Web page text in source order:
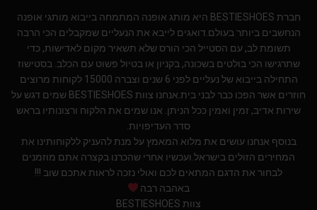
חברת BESTIESHOES היא מותג אופנה המתמחה בייבוא מותגי אופנה
הנחשבים ביותר בעולם.דואגים לייבא את הנעליים שמקבלים הכי הרבה
תשומת לב, עם הסטייל הכי הורס שלא תשאיר מקום לאדישות, כדי
שתרגישו הכי בולטים בשכונה, בקניון או בטיול פשוט עם הכלב. בסטישוז
התחילה בייבוא של נעליים לפני 6 שנים וצברה 15000 לקוחות מרוצים
חוזרים אשר הפכו כבר לבני בית.אנחנו צוות BESTIESHOES שמים דגש על
שירות אדיב, זמין ואמין ככל הניתן. אנו שמים את הלקוח ורצונותיו בראש
סדר העדיפויות.
בנוסף אנחנו עושים את מלוא המאמץ על מנת להעניק ללקוחותינו את
המחירים הזולים בישראל.ועכשיו אחרי שהכרנו בקצרה אתם מוזמנים
לבחור את הדגם המתאים לכם ואולי נזכה לראות אתכם שוב !!!
באהבה רבה
צוות BESTIESHOES